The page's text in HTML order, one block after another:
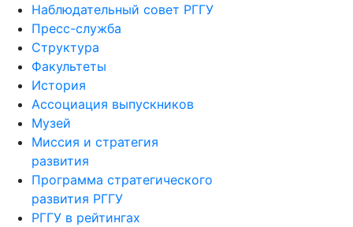
Наблюдательный совет РГГУ
Пресс-служба
Структура
Факультеты
История
Ассоциация выпускников
Музей
Миссия и стратегия
развития
Программа стратегического
развития РГГУ
РГГУ в рейтингах